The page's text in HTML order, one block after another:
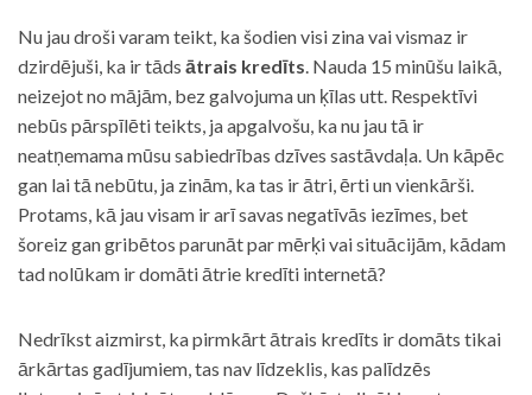
Nu jau droši varam teikt, ka šodien visi zina vai vismaz ir
dzirdējuši, ka ir tāds ātrais kredīts. Nauda 15 minūšu laikā,
neizejot no mājām, bez galvojuma un ķīlas utt. Respektīvi
nebūs pārspīlēti teikts, ja apgalvošu, ka nu jau tā ir
neatņemama mūsu sabiedrības dzīves sastāvdaļa. Un kāpēc
gan lai tā nebūtu, ja zinām, ka tas ir ātri, ērti un vienkārši.
Protams, kā jau visam ir arī savas negatīvās iezīmes, bet
šoreiz gan gribētos parunāt par mērķi vai situācijām, kādam
tad nolūkam ir domāti ātrie kredīti internetā?
Nedrīkst aizmirst, ka pirmkārt ātrais kredīts ir domāts tikai
ārkārtas gadījumiem, tas nav līdzeklis, kas palīdzēs